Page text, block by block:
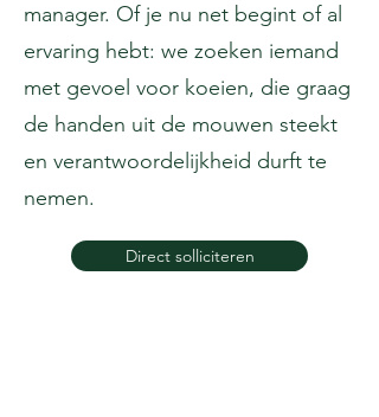
manager. Of je nu net begint of al
ervaring hebt: we zoeken iemand
met gevoel voor koeien, die graag
de handen uit de mouwen steekt
en verantwoordelijkheid durft te
nemen.
Direct solliciteren